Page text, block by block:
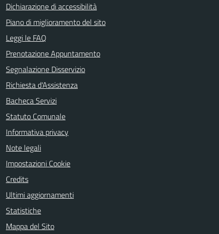
Dichiarazione di accessibilità
Piano di miglioramento del sito
Leggi le FAQ
Prenotazione Appuntamento
Segnalazione Disservizio
Richiesta d'Assistenza
Bacheca Servizi
Statuto Comunale
Informativa privacy
Note legali
Impostazioni Cookie
Credits
Ultimi aggiornamenti
Statistiche
Mappa del Sito